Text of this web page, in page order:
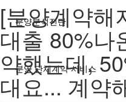
분양분석진단
분양 단체계약 서비스
[분양계약해
대출 80%나
약했는데,
대요... 계약